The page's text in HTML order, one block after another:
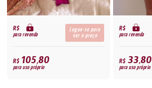
R$
para revenda
Logue-se para
ver o preço
R$105,80
para uso próprio
R$
para revenda
R$33,80
para uso próprio